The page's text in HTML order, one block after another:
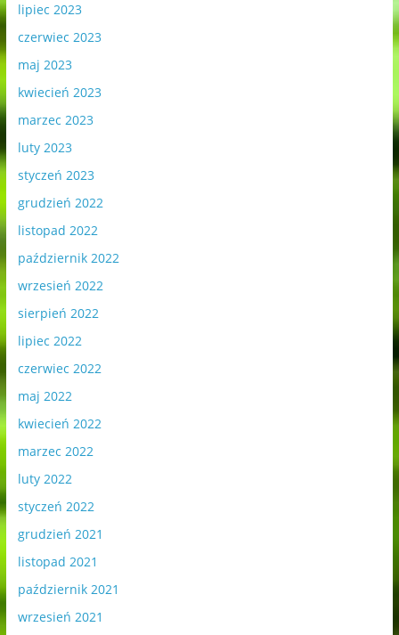
lipiec 2023
czerwiec 2023
maj 2023
kwiecień 2023
marzec 2023
luty 2023
styczeń 2023
grudzień 2022
listopad 2022
październik 2022
wrzesień 2022
sierpień 2022
lipiec 2022
czerwiec 2022
maj 2022
kwiecień 2022
marzec 2022
luty 2022
styczeń 2022
grudzień 2021
listopad 2021
październik 2021
wrzesień 2021